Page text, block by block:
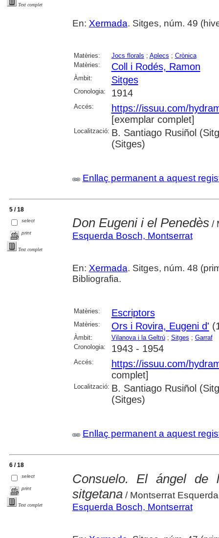
Text complet
En: Xermada. Sitges, núm. 49
Matèries: Jocs florals ; Aplecs ; Crònica
Matèries:
Coll i Rodés, Ramon
Àmbit: Sitges
Cronologia: 1914
Accés:
https://issuu.com/
[exemplar complet]
Localització: B. Santiago Rusiñol
(Sitges)
Enllaç permanent a aquest
5 / 18
select
print
Text complet
Don Eugeni i el Penedès/
Esquerda Bosch, Montserrat
En: Xermada. Sitges, núm. 48
Bibliografia.
Matèries: Escriptors
Matèries: Ors i Rovira, Eugeni d'
Àmbit: Vilanova i la Geltrú; Sitges ; Garraf
Cronologia:
1943 - 1954
Accés:
https://issuu.com/
complet]
Localització: B. Santiago Rusiñol
(Sitges)
Enllaç permanent a aquest
6 / 18
select
print
Text complet
Consuelo. El ángel de
sitgetana/ Montserrat
Esquerda Bosch, Montserrat